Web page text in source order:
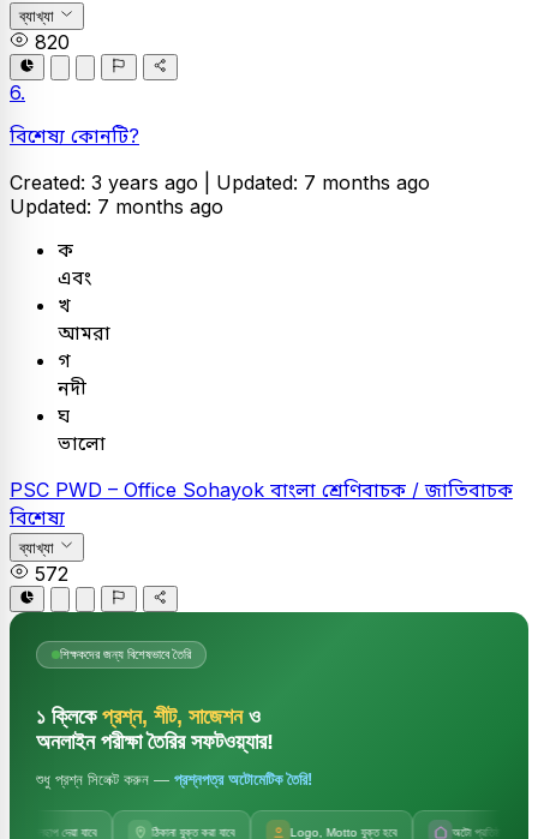
ব্যাখ্যা
820
6.
বিশেষ্য কোনটি?
Created: 3 years ago | Updated: 7 months ago
Updated: 7 months ago
ক
এবং
খ
আমরা
গ
নদী
ঘ
ভালো
PSC PWD – Office Sohayok বাংলা শ্রেণিবাচক / জাতিবাচক
বিশেষ্য
ব্যাখ্যা
572
শিক্ষকদের জন্য বিশেষভাবে তৈরি
১ ক্লিকে প্রশ্ন, শীট, সাজেশনও
অনলাইন পরীক্ষা তৈরির সফটওয়্যার!
শুধু প্রশ্ন সিলেক্ট করুন — প্রশ্নপত্র অটোমেটিক তৈরি!
জলছাপ দেয়া যাবে ঠিকানা যুক্ত করা যাবে Logo, Motto যুক্ত হবে অটো প্রতিষ্ঠানের নাম